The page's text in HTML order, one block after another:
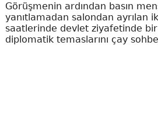
Görüşmenin ardından basın
yanıtlamadan salondan ayrılan
saatlerinde devlet ziyafetinde
diplomatik temaslarını çay